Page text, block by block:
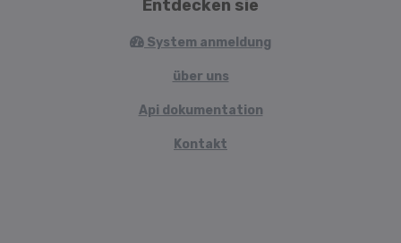
Entdecken sie
System anmeldung
über uns
Api dokumentation
Kontakt